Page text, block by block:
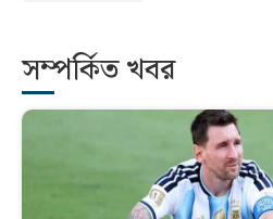
সম্পর্কিত খবর